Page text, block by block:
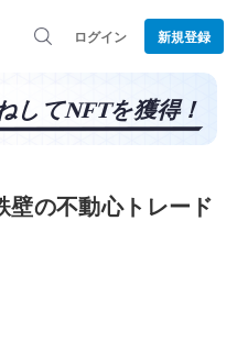
ログイン 新規登録
の不動心トレード